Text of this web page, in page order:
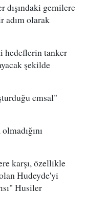
dışındaki gemilere
adım olarak
hedeflerin tanker
şekilde
emsal"
karşı, özellikle
Hudeyde'yi
Husiler